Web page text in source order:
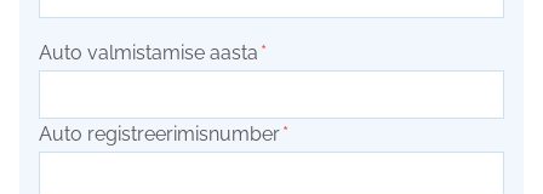
Auto valmistamise aasta *
Auto registreerimisnumber*